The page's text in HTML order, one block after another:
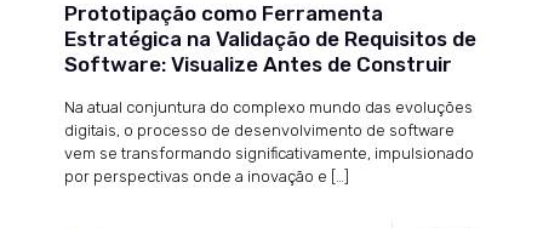
Prototipação como Ferramenta
Estratégica na Validação de Requisitos de
Software: Visualize Antes de Construir
Na atual conjuntura do complexo mundo das evoluções
digitais, o processo de desenvolvimento de software
vem se transformando significativamente, impulsionado
por perspectivas onde a inovação e […]